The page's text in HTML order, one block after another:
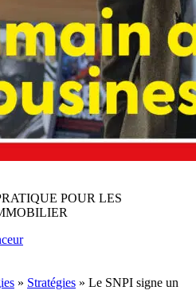
POUR LES
» Stratégies » Le SNPI signe un